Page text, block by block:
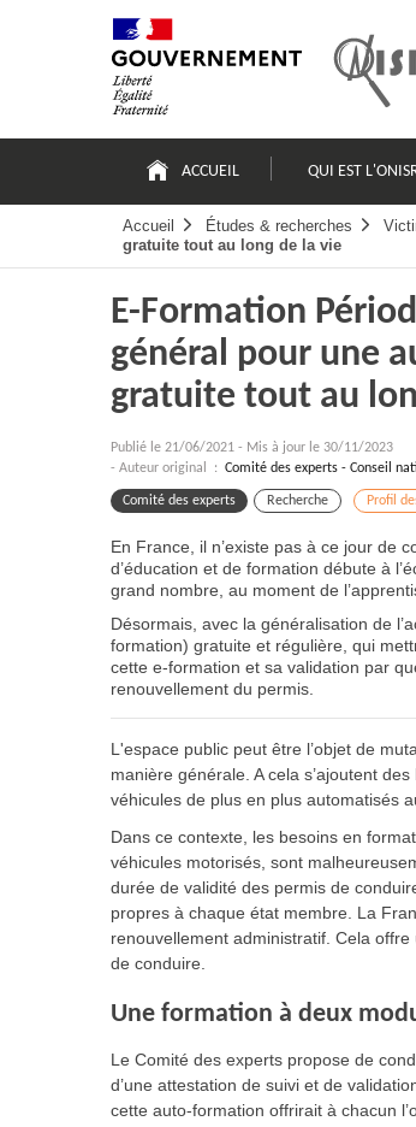
principale
ACCUEIL QUI EST
Accueil Études & recherches
gratuite tout au long de la vie
E-Formation
général pour une
gratuite tout au
Publié le 21/06/2021 - Mis à jour le 30/11/2023
- Auteur original : Comité des experts - Conseil
Comité des experts Recherche Profil
En France, il n’existe pas à ce jour de
d’éducation et de formation débute à
grand nombre, au moment de
Désormais, avec la généralisation de
formation) gratuite et régulière, qui
cette e-formation et sa validation par
renouvellement du permis.
L'espace public peut être l’objet de
manière générale. A cela s’ajoutent
véhicules de plus en plus automatisés
Dans ce contexte, les besoins en
véhicules motorisés, sont
durée de validité des permis de
propres à chaque état membre. La
renouvellement administratif. Cela
de conduire.
Une formation à deux
Le Comité des experts propose de
d’une attestation de suivi et de
cette auto-formation offrirait à chacun